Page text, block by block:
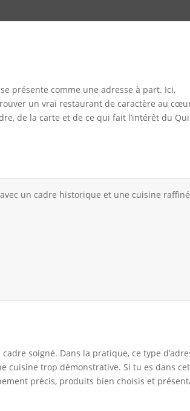
se présente comme une adresse à part. Ici,
un vrai restaurant de caractère au
de la carte et de ce qui fait l’intérêt du
un cadre historique et une cuisine
soigné. Dans la pratique, ce type
cuisine trop démonstrative. Si tu es dans
précis, produits bien choisis et